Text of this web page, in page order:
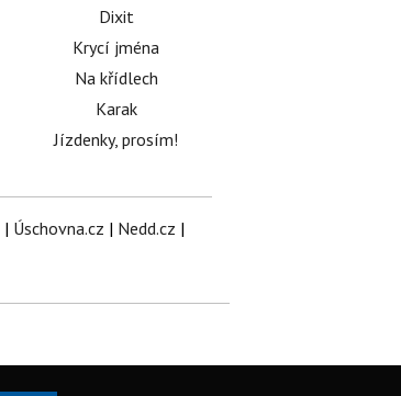
Dixit
Krycí jména
Na křídlech
Karak
Jízdenky, prosím!
| Úschovna.cz | Nedd.cz |